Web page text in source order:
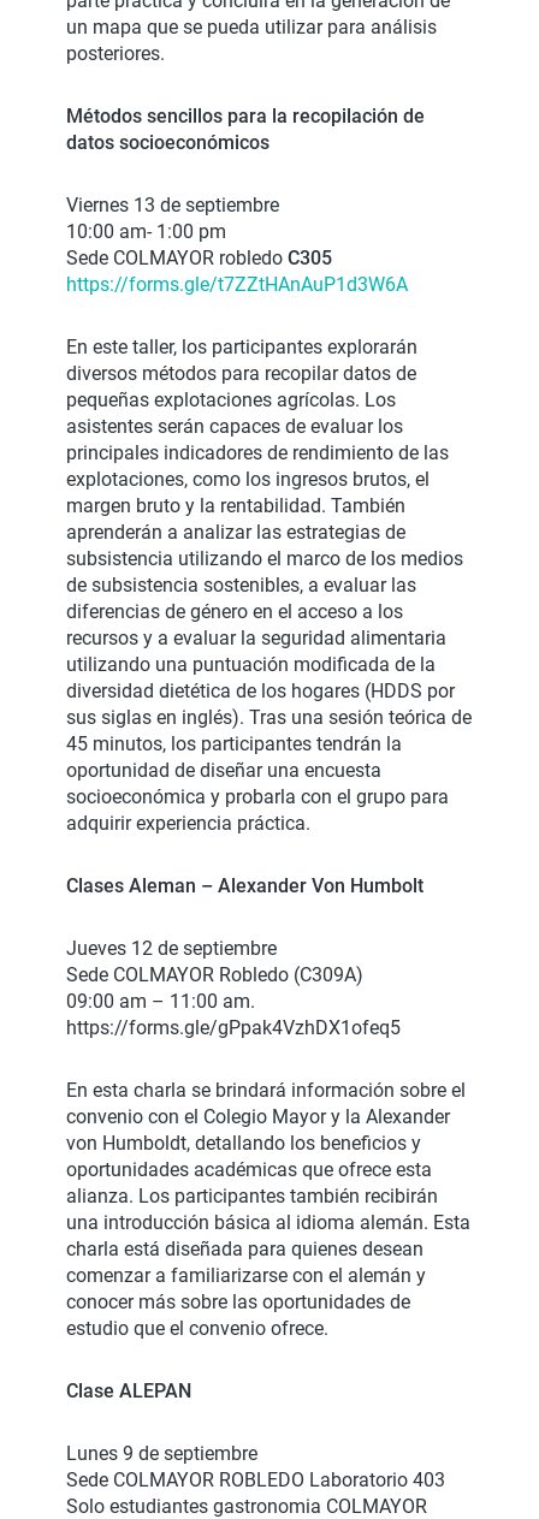
un mapa que se pueda utilizar para análisis
posteriores.
Métodos sencillos para la recopilación de
datos socioeconómicos
Viernes 13 de septiembre
10:00 am- 1:00 pm
Sede COLMAYOR robledo C305
https://forms.gle/t7ZZtHAnAuP1d3W6A
En este taller, los participantes explorarán
diversos métodos para recopilar datos de
pequeñas explotaciones agrícolas. Los
asistentes serán capaces de evaluar los
principales indicadores de rendimiento de las
explotaciones, como los ingresos brutos, el
margen bruto y la rentabilidad. También
aprenderán a analizar las estrategias de
subsistencia utilizando el marco de los medios
de subsistencia sostenibles, a evaluar las
diferencias de género en el acceso a los
recursos y a evaluar la seguridad alimentaria
utilizando una puntuación modificada de la
diversidad dietética de los hogares (HDDS por
sus siglas en inglés). Tras una sesión teórica de
45 minutos, los participantes tendrán la
oportunidad de diseñar una encuesta
socioeconómica y probarla con el grupo para
adquirir experiencia práctica.
Clases Aleman – Alexander Von Humbolt
Jueves 12 de septiembre
Sede COLMAYOR Robledo (C309A)
09:00 am – 11:00 am.
https://forms.gle/gPpak4VzhDX1ofeq5
En esta charla se brindará información sobre el
convenio con el Colegio Mayor y la Alexander
von Humboldt, detallando los beneficios y
oportunidades académicas que ofrece esta
alianza. Los participantes también recibirán
una introducción básica al idioma alemán. Esta
charla está diseñada para quienes desean
comenzar a familiarizarse con el alemán y
conocer más sobre las oportunidades de
estudio que el convenio ofrece.
Clase ALEPAN
Lunes 9 de septiembre
Sede COLMAYOR ROBLEDO Laboratorio 403
Solo estudiantes gastronomia COLMAYOR